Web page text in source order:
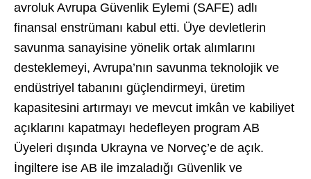
avroluk Avrupa Güvenlik Eylemi (SAFE) adlı
finansal enstrümanı kabul etti. Üye devletlerin
savunma sanayisine yönelik ortak alımlarını
desteklemeyi, Avrupa’nın savunma teknolojik ve
endüstriyel tabanını güçlendirmeyi, üretim
kapasitesini artırmayı ve mevcut imkân ve kabiliyet
açıklarını kapatmayı hedefleyen program AB
Üyeleri dışında Ukrayna ve Norveç’e de açık.
İngiltere ise AB ile imzaladığı Güvenlik ve